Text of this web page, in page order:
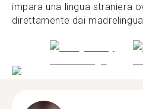
impara una lingua straniera
direttamente dai madrelingua.